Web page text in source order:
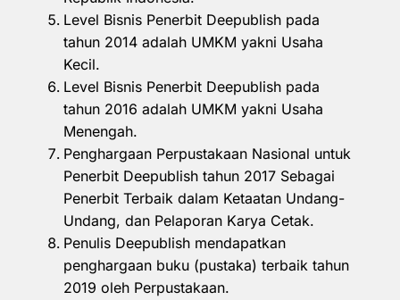
Level Bisnis Penerbit Deepublish pada
tahun 2014 adalah UMKM yakni Usaha
Kecil.
Level Bisnis Penerbit Deepublish pada
tahun 2016 adalah UMKM yakni Usaha
Menengah.
Penghargaan Perpustakaan Nasional untuk
Penerbit Deepublish tahun 2017 Sebagai
Penerbit Terbaik dalam Ketaatan Undang-
Undang, dan Pelaporan Karya Cetak.
Penulis Deepublish mendapatkan
penghargaan buku (pustaka) terbaik tahun
2019 oleh Perpustakaan.